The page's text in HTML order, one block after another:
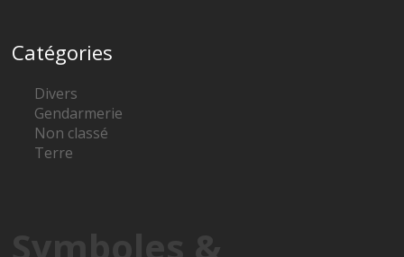
Catégories
Divers
Gendarmerie
Non classé
Terre
Symboles &